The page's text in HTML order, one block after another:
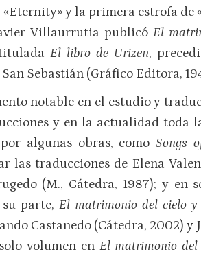
«Eternity» y la primera estrofa de
Villaurrutia publicóEl
El libro de Urizen,
Sebastián (Gráfico Editora,
notable en el estudio y
y en la actualidad toda
algunas obras, como Songs
las traducciones de Elena
(M., Cátedra, 1987); y en
parte, El matrimonio del cielo
Castanedo (Cátedra, 2002) y
volumen en El matrimonio